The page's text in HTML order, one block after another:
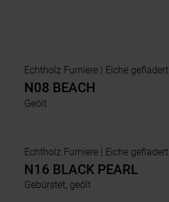
Echtholz Furniere | Eiche gefladert
N08 BEACH
Geölt
Echtholz Furniere | Eiche gefladert
N16 BLACK PEARL
Gebürstet, geölt